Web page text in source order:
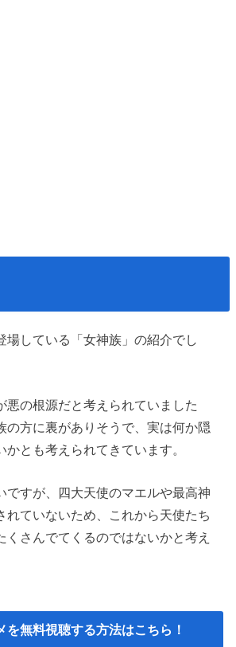
場している「女神族」の紹介でし
悪の根源だと考えられていました
の方に裏がありそうで、実は何か隠
かとも考えられてきています。
ですが、四大天使のマエルや最高神
れていないため、これから天使たち
くさんでてくるのではないかと考え
を無料視聴する方法はこちら！